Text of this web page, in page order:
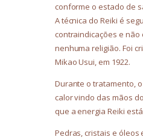
conforme o estado de
A técnica do Reiki é
contraindicações e não
nenhuma religião. Foi
Mikao Usui, em 1922.
Durante o tratamento,
calor vindo das mãos
que a energia Reiki
Pedras, cristais e óleos